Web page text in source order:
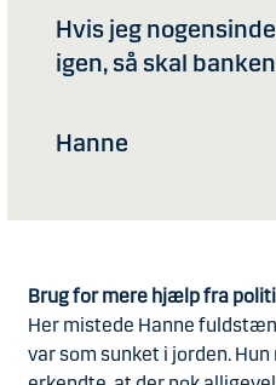
Hvis jeg
igen, så skal
Hanne
Brug for mere hjælp fra
Her mistede Hanne
var som sunket i jorden.